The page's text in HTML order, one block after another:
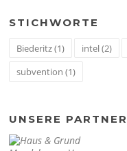
STICHWORTE
Biederitz(1) intel(2)
subvention (1)
UNSERE PARTNER